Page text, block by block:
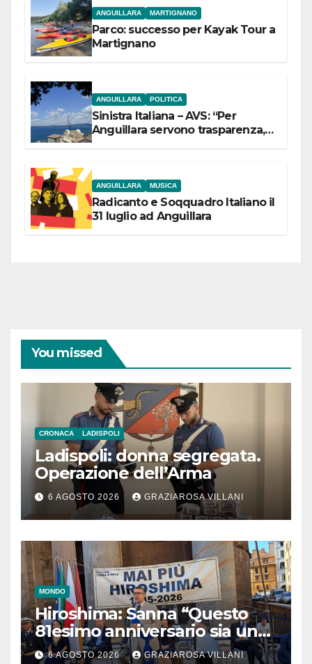
ANGUILLARA MARTIGNANO
Parco: successo per Kayak Tour a
Martignano
ANGUILLARA POLITICA
Sinistra Italiana – AVS: “Per
Anguillara servono trasparenza,
ANGUILLARA MUSICA
Radicanto e Soqquadro Italiano il
31 luglio ad Anguillara
You missed
CRONACA LADISPOLI
Ladispoli: donna segregata.
Operazione dell’Arma
6 AGOSTO 2026 GRAZIAROSA VILLANI
MONDO
Hiroshima: Sanna “Questo
81esimo anniversario sia un
monito per tutti”
6 AGOSTO 2026 GRAZIAROSA VILLANI